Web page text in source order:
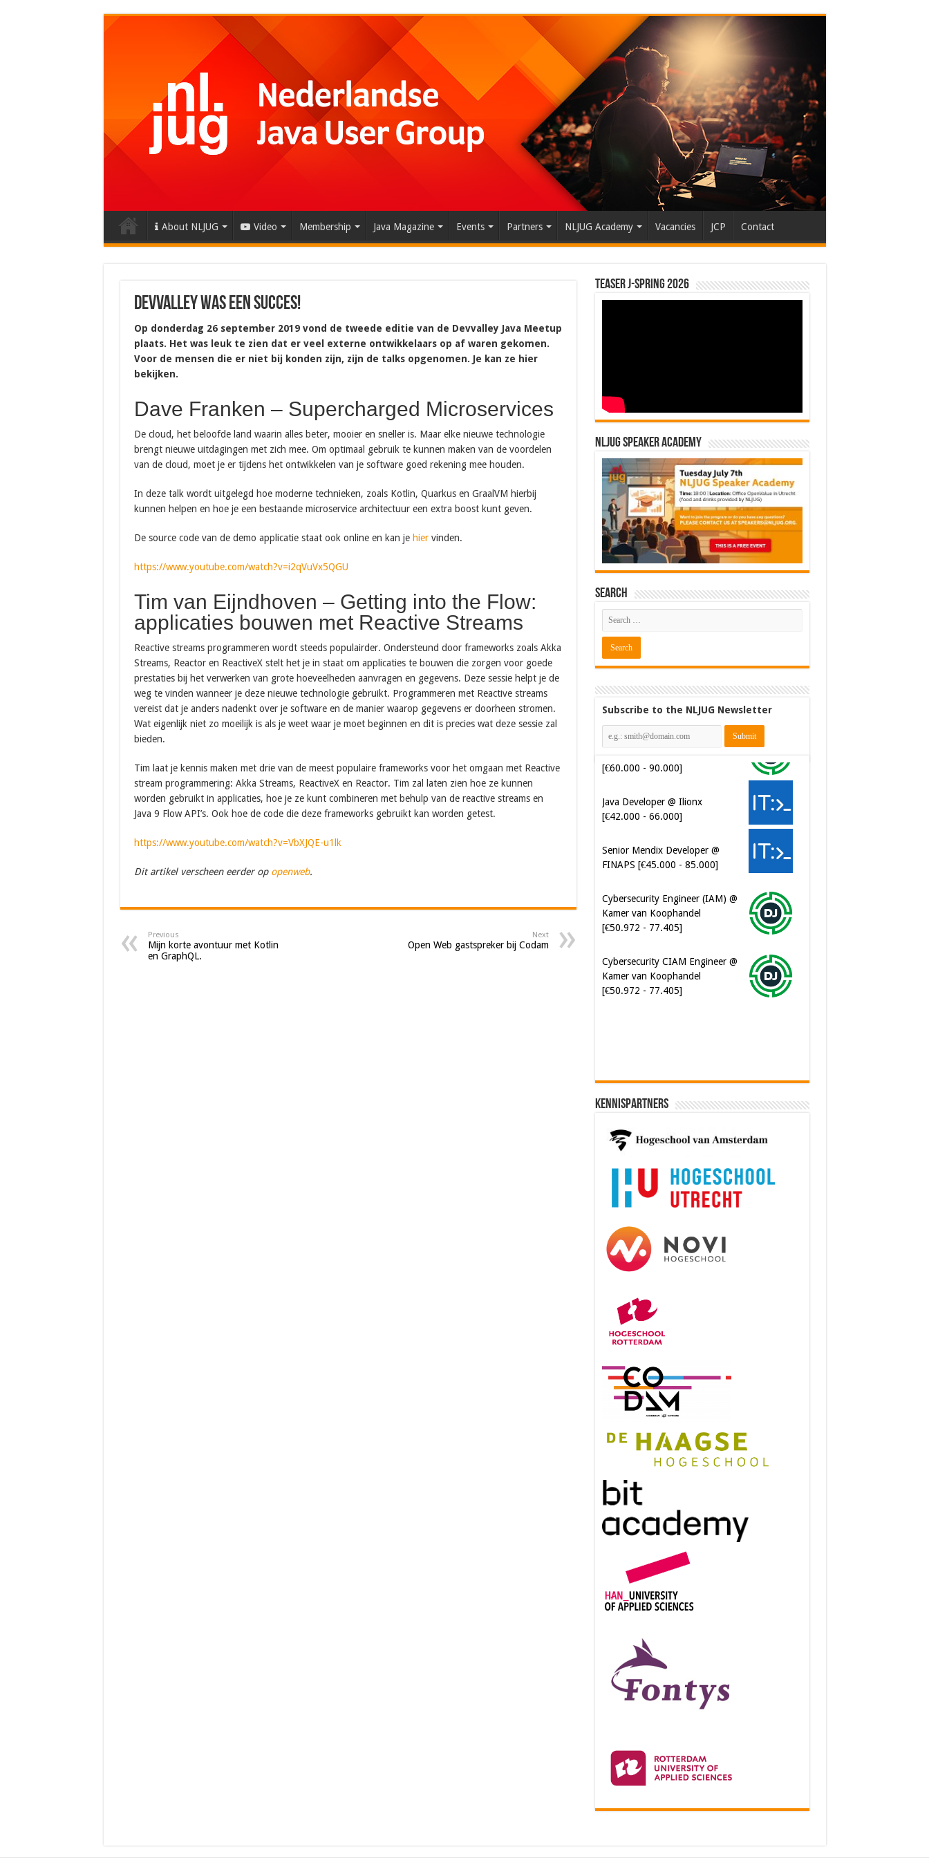
About NLJUG Video Membership Java Magazine Events Partners NLJUG Academy Vacancies JCP Contact
Devvalley was een succes!
Op donderdag 26 september 2019 vond de tweede editie van de Devvalley Java Meetup
plaats. Het was leuk te zien dat er veel externe ontwikkelaars op af waren gekomen.
Voor de mensen die er niet bij konden zijn, zijn de talks opgenomen. Je kan ze hier
bekijken.
Dave Franken – Supercharged Microservices
De cloud, het beloofde land waarin alles beter, mooier en sneller is. Maar elke nieuwe technologie
brengt nieuwe uitdagingen met zich mee. Om optimaal gebruik te kunnen maken van de voordelen
van de cloud, moet je er tijdens het ontwikkelen van je software goed rekening mee houden.
In deze talk wordt uitgelegd hoe moderne technieken, zoals Kotlin, Quarkus en GraalVM hierbij
kunnen helpen en hoe je een bestaande microservice architectuur een extra boost kunt geven.
De source code van de demo applicatie staat ook online en kan je hiervinden.
https://www.youtube.com/watch?v=i2qVuVx5QGU
Tim van Eijndhoven – Getting into the Flow:
applicaties bouwen met Reactive Streams
Reactive streams programmeren wordt steeds populairder. Ondersteund door frameworks zoals Akka
Streams, Reactor en ReactiveX stelt het je in staat om applicaties te bouwen die zorgen voor goede
prestaties bij het verwerken van grote hoeveelheden aanvragen en gegevens. Deze sessie helpt je de
weg te vinden wanneer je deze nieuwe technologie gebruikt. Programmeren met Reactive streams
vereist dat je anders nadenkt over je software en de manier waarop gegevens er doorheen stromen.
Wat eigenlijk niet zo moeilijk is als je weet waar je moet beginnen en dit is precies wat deze sessie zal
bieden.
Tim laat je kennis maken met drie van de meest populaire frameworks voor het omgaan met Reactive
stream programmering: Akka Streams, ReactiveX en Reactor. Tim zal laten zien hoe ze kunnen
worden gebruikt in applicaties, hoe je ze kunt combineren met behulp van de reactive streams en
Java 9 Flow API’s. Ook hoe de code die deze frameworks gebruikt kan worden getest.
https://www.youtube.com/watch?v=VbXJQE-u1lk
Dit artikel verscheen eerder op openweb.
Previous
Mijn korte avontuur met Kotlin
en GraphQL.
Next
Open Web gastspreker bij Codam
Teaser J-Spring 2026
NLJUG Speaker Academy
Search
Subscribe to the NLJUG Newsletter
Java Developer @ Ilionx
Senior Mendix Developer @
Cybersecurity Engineer (IAM) @
[€50.972 - 77.405]
Cybersecurity CIAM Engineer @
[€50.972 - 77.405]
Software Architect @ Ilionx
Kennispartners